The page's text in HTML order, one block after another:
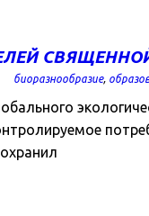
биоразнообразие,